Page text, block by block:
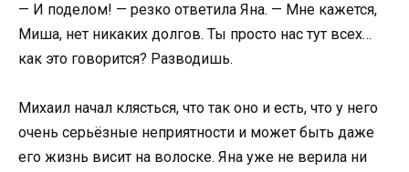
— И поделом! — резко ответила Яна. — Мне кажется,
Миша, нет никаких долгов. Ты просто нас тут всех…
как это говорится? Разводишь.
Михаил начал клясться, что так оно и есть, что у него
очень серьёзные неприятности и может быть даже
его жизнь висит на волоске. Яна уже не верила ни